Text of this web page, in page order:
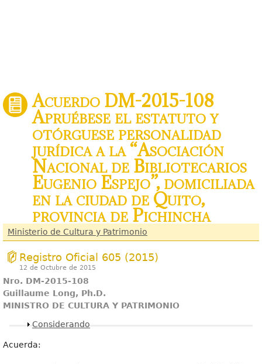
Acuerdo DM-2015-108
Apruébese el estatuto y
otórguese personalidad
jurídica a la “Asociación
Nacional de Bibliotecarios
Eugenio Espejo”, domiciliada
en la ciudad de Quito,
provincia de Pichincha
Ministerio de Cultura y Patrimonio
Registro Oficial 605 (2015)
12 de Octubre de 2015
Nro. DM-2015-108
Guillaume Long, Ph.D.
MINISTRO DE CULTURA Y PATRIMONIO
Mostrar
Considerando
Acuerda: